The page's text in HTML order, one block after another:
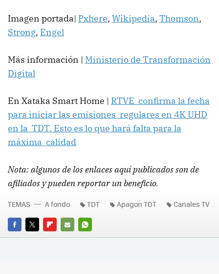
Imagen portada| Pxhere, Wikipedia, Thomson,
Strong, Engel
Más información | Ministerio de Transformación
Digital
En Xataka Smart Home | RTVE confirma la fecha
para iniciar las emisiones regulares en 4K UHD
en la TDT. Esto es lo que hará falta para la
máxima calidad
Nota: algunos de los enlaces aquí publicados son de
afiliados y pueden reportar un beneficio.
FACEBOOK
TWITTERFLIPBOARD
E-
WHATSAPP
TEMAS A fondo TDT Apagon TDT Canales TV